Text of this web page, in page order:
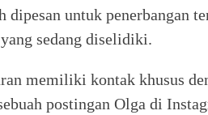
dipesan untuk penerbangan
sedang diselidiki.
memiliki kontak khusus
postingan Olga di